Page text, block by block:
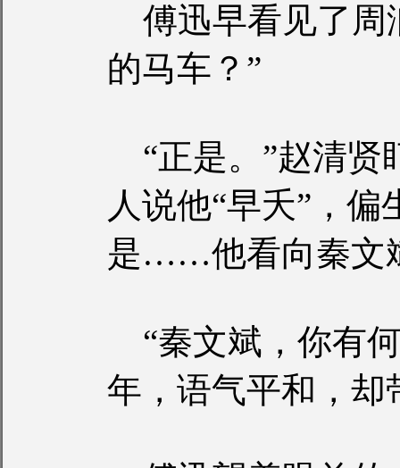
傅迅早看见了周
的马车？”
“正是。”赵清贤
人说他“早夭”，
是……他看向秦文
“秦文斌，你有
年，语气平和，却